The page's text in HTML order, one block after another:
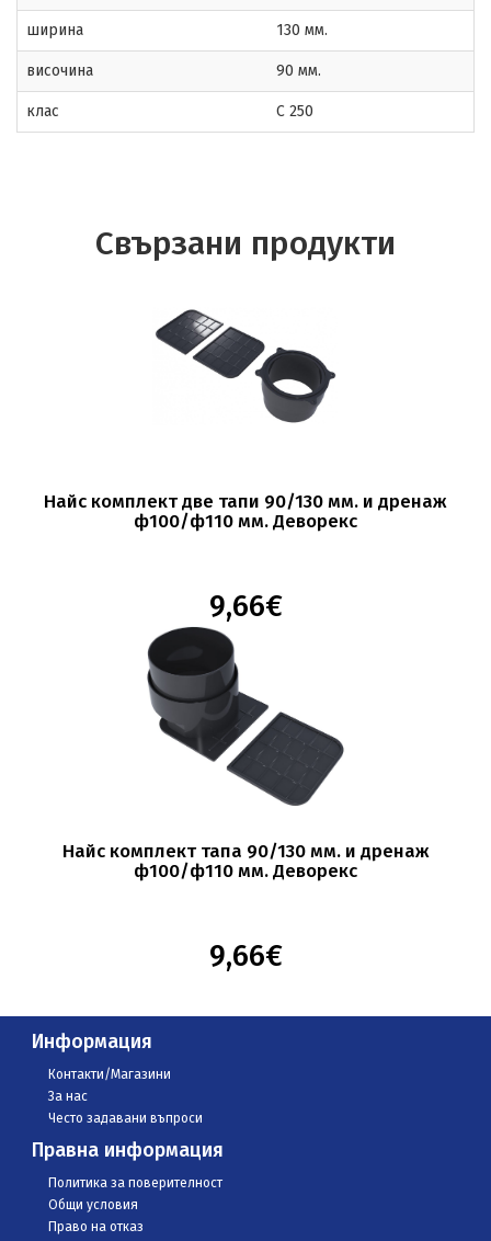
ширина 130 мм.
височина 90 мм.
клас C 250
Свързани продукти
Найс комплект две тапи 90/130 мм. и дренаж
ф100/ф110 мм. Деворекс
9,66€
Найс комплект тапа 90/130 мм. и дренаж
ф100/ф110 мм. Деворекс
9,66€
Информация
Контакти/Магазини
За нас
Често задавани въпроси
Правна информация
Политика за поверителност
Общи условия
Право на отказ